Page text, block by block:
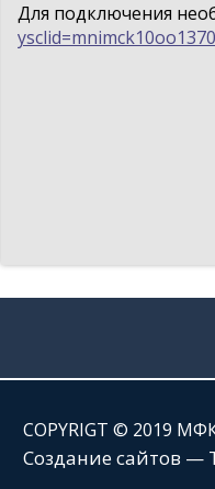
Для подключения
СOPYRIGT © 2019
Создание сайтов —